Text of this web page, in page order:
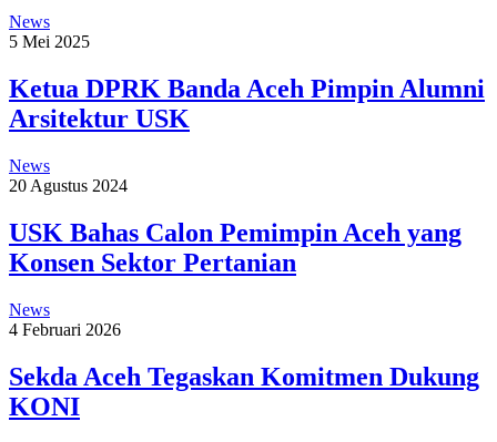
News
5 Mei 2025
Ketua DPRK Banda Aceh Pimpin Alumni
Arsitektur USK
News
20 Agustus 2024
USK Bahas Calon Pemimpin Aceh yang
Konsen Sektor Pertanian
News
4 Februari 2026
Sekda Aceh Tegaskan Komitmen Dukung
KONI